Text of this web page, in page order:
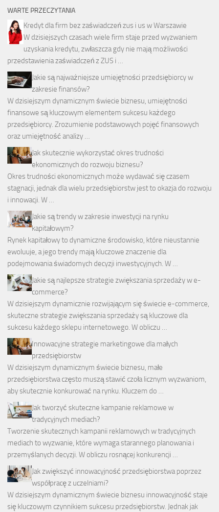
WARTE PRZECZYTANIA
Kredyt dla firm bez zaświadczeń zus i us w Warszawie
W dzisiejszych czasach wiele firm staje przed wyzwaniem
uzyskania kredytu, zwłaszcza gdy nie mają możliwości
przedstawienia zaświadczeń z ZUS i …
Jakie są najważniejsze umiejętności przedsiębiorcy w
zakresie finansów?
W dzisiejszym dynamicznym świecie biznesu, umiejętności
finansowe są kluczowym elementem sukcesu każdego
przedsiębiorcy. Zrozumienie podstawowych pojęć finansowych
oraz umiejętność analizy …
Jak skutecznie wykorzystać okres trudności
ekonomicznych do rozwoju biznesu?
Okres trudności ekonomicznych może wydawać się czasem
stagnacji, jednak dla wielu przedsiębiorstw jest to okazja do rozwoju
i innowacji. W …
Jakie są trendy w zakresie inwestycji na rynku
kapitałowym?
Rynek kapitałowy to dynamiczne środowisko, które nieustannie
ewoluuje, a jego trendy mają kluczowe znaczenie dla
podejmowania świadomych decyzji inwestycyjnych. W …
Jakie są najlepsze strategie zwiększania sprzedaży w e-
commerce?
W dzisiejszym dynamicznie rozwijającym się świecie e-commerce,
skuteczne strategie zwiększania sprzedaży są kluczowe dla
sukcesu każdego sklepu internetowego. W obliczu …
Innowacyjne strategie marketingowe dla małych
przedsiębiorstw
W dzisiejszym dynamicznym świecie biznesu, małe
przedsiębiorstwa często muszą stawić czoła licznym wyzwaniom,
aby skutecznie konkurować na rynku. Kluczem do …
Jak tworzyć skuteczne kampanie reklamowe w
tradycyjnych mediach?
Tworzenie skutecznych kampanii reklamowych w tradycyjnych
mediach to wyzwanie, które wymaga starannego planowania i
przemyślanych decyzji. W obliczu rosnącej konkurencji …
Jak zwiększyć innowacyjność przedsiębiorstwa poprzez
współpracę z uczelniami?
W dzisiejszym dynamicznym świecie biznesu innowacyjność staje
się kluczowym czynnikiem sukcesu przedsiębiorstw. Jednak jak